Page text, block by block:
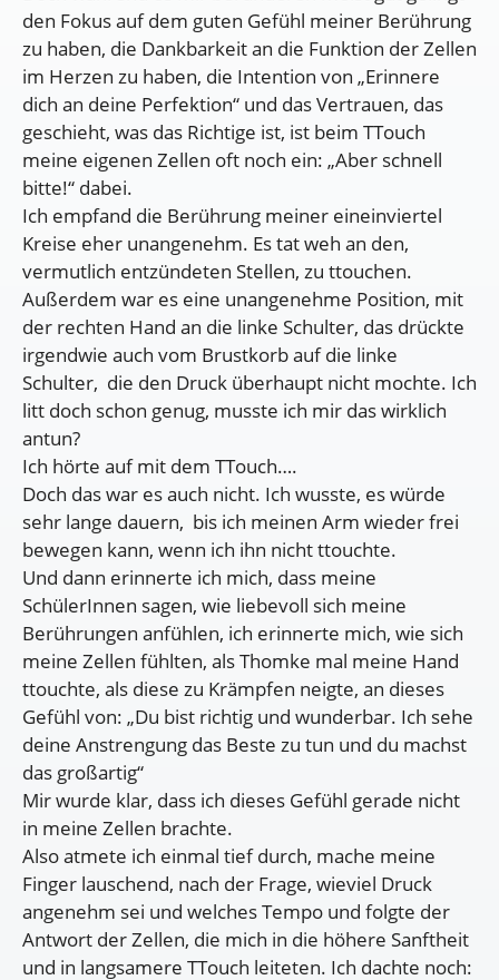
den Fokus auf dem guten Gefühl meiner Berührung
zu haben, die Dankbarkeit an die Funktion der Zellen
im Herzen zu haben, die Intention von „Erinnere
dich an deine Perfektion“ und das Vertrauen, das
geschieht, was das Richtige ist, ist beim TTouch
meine eigenen Zellen oft noch ein: „Aber schnell
bitte!“ dabei.
Ich empfand die Berührung meiner eineinviertel
Kreise eher unangenehm. Es tat weh an den,
vermutlich entzündeten Stellen, zu ttouchen.
Außerdem war es eine unangenehme Position, mit
der rechten Hand an die linke Schulter, das drückte
irgendwie auch vom Brustkorb auf die linke
Schulter, die den Druck überhaupt nicht mochte. Ich
litt doch schon genug, musste ich mir das wirklich
antun?
Ich hörte auf mit dem TTouch….
Doch das war es auch nicht. Ich wusste, es würde
sehr lange dauern, bis ich meinen Arm wieder frei
bewegen kann, wenn ich ihn nicht ttouchte.
Und dann erinnerte ich mich, dass meine
SchülerInnen sagen, wie liebevoll sich meine
Berührungen anfühlen, ich erinnerte mich, wie sich
meine Zellen fühlten, als Thomke mal meine Hand
ttouchte, als diese zu Krämpfen neigte, an dieses
Gefühl von: „Du bist richtig und wunderbar. Ich sehe
deine Anstrengung das Beste zu tun und du machst
das großartig“
Mir wurde klar, dass ich dieses Gefühl gerade nicht
in meine Zellen brachte.
Also atmete ich einmal tief durch, mache meine
Finger lauschend, nach der Frage, wieviel Druck
angenehm sei und welches Tempo und folgte der
Antwort der Zellen, die mich in die höhere Sanftheit
und in langsamere TTouch leiteten. Ich dachte noch: